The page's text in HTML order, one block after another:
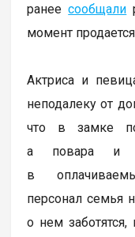
ранеесообщали
момент
Актриса и
неподалеку от
что в замке
а повара и
в
персонал семья
о нем